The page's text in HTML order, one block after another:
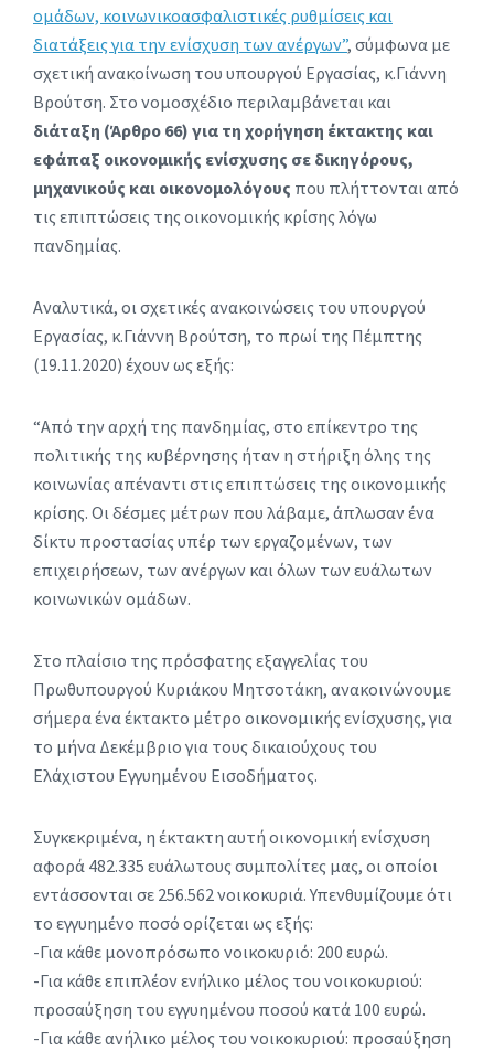
ομάδων, κοινωνικοασφαλιστικές ρυθμίσεις και
διατάξεις για την ενίσχυση των ανέργων”, σύμφωνα με
σχετική ανακοίνωση του υπουργού Εργασίας, κ.Γιάννη
Βρούτση. Στο νομοσχέδιο περιλαμβάνεται και
διάταξη (Άρθρο 66) για τη χορήγηση έκτακτης και
εφάπαξ οικονομικής ενίσχυσης σε δικηγόρους,
μηχανικούς και οικονομολόγους που πλήττονται από
τις επιπτώσεις της οικονομικής κρίσης λόγω
πανδημίας.
Αναλυτικά, οι σχετικές ανακοινώσεις του υπουργού
Εργασίας, κ.Γιάννη Βρούτση, το πρωί της Πέμπτης
(19.11.2020) έχουν ως εξής:
“Από την αρχή της πανδημίας, στο επίκεντρο της
πολιτικής της κυβέρνησης ήταν η στήριξη όλης της
κοινωνίας απέναντι στις επιπτώσεις της οικονομικής
κρίσης. Οι δέσμες μέτρων που λάβαμε, άπλωσαν ένα
δίκτυ προστασίας υπέρ των εργαζομένων, των
επιχειρήσεων, των ανέργων και όλων των ευάλωτων
κοινωνικών ομάδων.
Στο πλαίσιο της πρόσφατης εξαγγελίας του
Πρωθυπουργού Κυριάκου Μητσοτάκη, ανακοινώνουμε
σήμερα ένα έκτακτο μέτρο οικονομικής ενίσχυσης, για
το μήνα Δεκέμβριο για τους δικαιούχους του
Ελάχιστου Εγγυημένου Εισοδήματος.
Συγκεκριμένα, η έκτακτη αυτή οικονομική ενίσχυση
αφορά 482.335 ευάλωτους συμπολίτες μας, οι οποίοι
εντάσσονται σε 256.562 νοικοκυριά. Υπενθυμίζουμε ότι
το εγγυημένο ποσό ορίζεται ως εξής:
-Για κάθε μονοπρόσωπο νοικοκυριό: 200 ευρώ.
-Για κάθε επιπλέον ενήλικο μέλος του νοικοκυριού:
προσαύξηση του εγγυημένου ποσού κατά 100 ευρώ.
-Για κάθε ανήλικο μέλος του νοικοκυριού: προσαύξηση